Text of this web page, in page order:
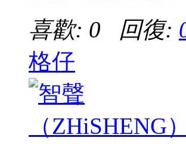
喜歡: 0 回復:
格仔